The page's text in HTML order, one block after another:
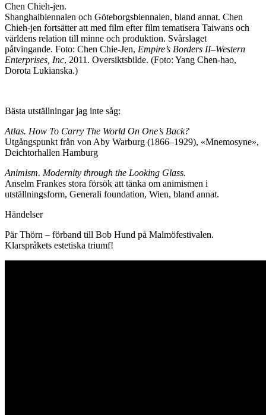
Chen Chieh-jen.
Shanghaibiennalen och Göteborgsbiennalen, bland annat. Chen
Chieh-jen fortsätter att med film efter film tematisera Taiwans och
världens relation till minne och produktion. Svårslaget
påtvingande. Foto: Chen Chie-Jen, Empire’s Borders II–Western
Enterprises, Inc, 2011. Oversiktsbilde. (Foto: Yang Chen-hao,
Dorota Lukianska.)
Bästa utställningar jag inte såg:
Atlas. How To Carry The World On One’s Back?
Utgångspunkt från von Aby Warburg (1866–1929), «Mnemosyne»,
Deichtorhallen Hamburg
Animism. Modernity through the Looking Glass.
Anselm Frankes stora försök att tänka om animismen i
utställningsform, Generali foundation, Wien, bland annat.
Händelser
Pär Thörn – förband till Bob Hund på Malmöfestivalen.
Klarspråkets estetiska triumf!